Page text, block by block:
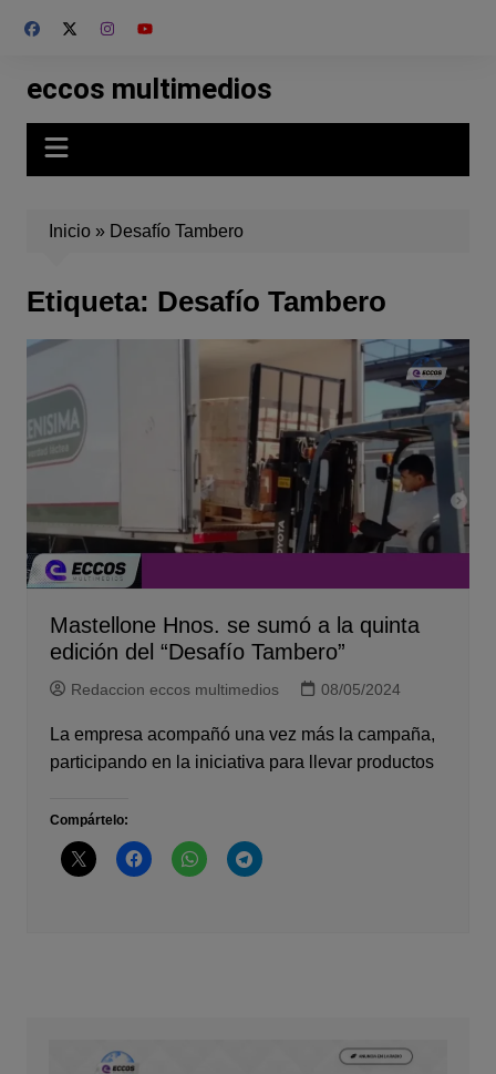
eccos multimedios
Inicio» Desafío Tambero
Etiqueta: Desafío Tambero
Mastellone Hnos. se sumó a la quinta
edición del “Desafío Tambero”
Redaccion eccos multimedios 08/05/2024
La empresa acompañó una vez más la campaña,
participando en la iniciativa para llevar productos
Compártelo: